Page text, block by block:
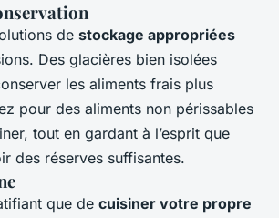
de stockage appropriées
Des glacières bien isolées
les aliments frais plus
pour des aliments non périssables
tout en gardant à l’esprit que
des réserves suffisantes.
que de cuisiner votre propre